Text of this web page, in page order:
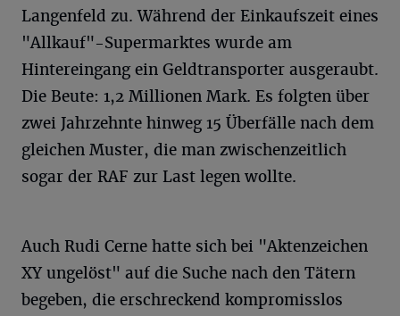
Langenfeld zu. Während der Einkaufszeit eines
"Allkauf"-Supermarktes wurde am
Hintereingang ein Geldtransporter ausgeraubt.
Die Beute: 1,2 Millionen Mark. Es folgten über
zwei Jahrzehnte hinweg 15 Überfälle nach dem
gleichen Muster, die man zwischenzeitlich
sogar der RAF zur Last legen wollte.
Auch Rudi Cerne hatte sich bei "Aktenzeichen
XY ungelöst" auf die Suche nach den Tätern
begeben, die erschreckend kompromisslos